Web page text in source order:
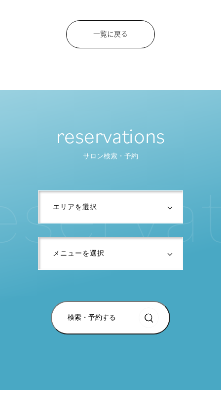
一覧に戻る
reservations
サロン検索・予約
検索・予約する
serva